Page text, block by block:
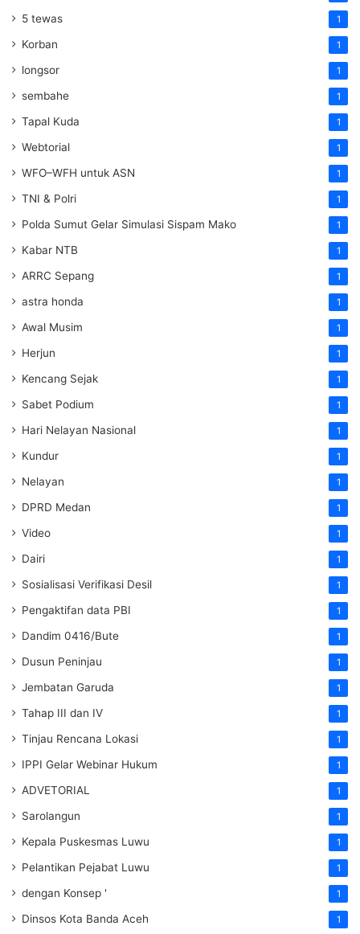
5 tewas 1
Korban 1
longsor 1
sembahe 1
Tapal Kuda 1
Webtorial 1
WFO–WFH untuk ASN 1
TNI & Polri 1
Polda Sumut Gelar Simulasi Sispam Mako 1
Kabar NTB 1
ARRC Sepang 1
astra honda 1
Awal Musim 1
Herjun 1
Kencang Sejak 1
Sabet Podium 1
Hari Nelayan Nasional 1
Kundur 1
Nelayan 1
DPRD Medan 1
Video 1
Dairi 1
Sosialisasi Verifikasi Desil 1
Pengaktifan data PBI 1
Dandim 0416/Bute 1
Dusun Peninjau 1
Jembatan Garuda 1
Tahap III dan IV 1
Tinjau Rencana Lokasi 1
IPPI Gelar Webinar Hukum 1
ADVETORIAL 1
Sarolangun 1
Kepala Puskesmas Luwu 1
Pelantikan Pejabat Luwu 1
dengan Konsep ' 1
Dinsos Kota Banda Aceh 1